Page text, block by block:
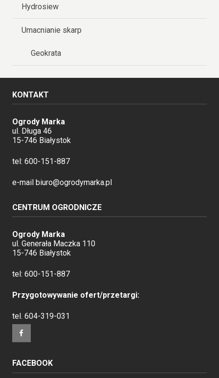
Hydrosiew
Umacnianie skarp
Geokrata
KONTAKT
Ogrody Marka
ul. Długa 46
15-746 Białystok
tel: 600-151-887
e-mail biuro@ogrodymarka.pl
CENTRUM OGRODNICZE
Ogrody Marka
ul. Generała Maczka 110
15-746 Białystok
tel: 600-151-887
Przygotowywanie ofert/przetargi:
tel. 604-319-031
FACEBOOK